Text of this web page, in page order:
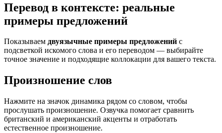
Перевод в контексте: реальные
примеры предложений
Показываем двуязычные примеры предложений с
подсветкой искомого слова и его переводом — выбирайте
точное значение и подходящие коллокации для вашего текста.
Произношение слов
Нажмите на значок динамика рядом со словом, чтобы
прослушать произношение. Озвучка помогает сравнить
британский и американский акценты и отработать
естественное произношение.